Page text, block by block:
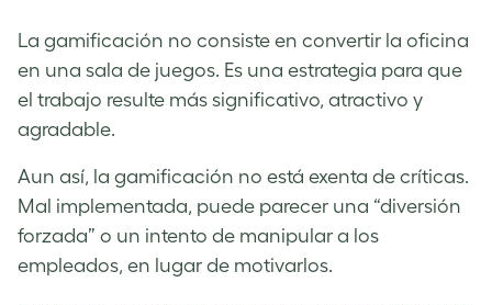
La gamificación no consiste en convertir la oficina
en una sala de juegos. Es una estrategia para que
el trabajo resulte más significativo, atractivo y
agradable.
Aun así, la gamificación no está exenta de críticas.
Mal implementada, puede parecer una “diversión
forzada” o un intento de manipular a los
empleados, en lugar de motivarlos.